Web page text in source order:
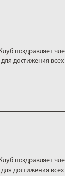
поздравляет
достижения
поздравляет
достижения